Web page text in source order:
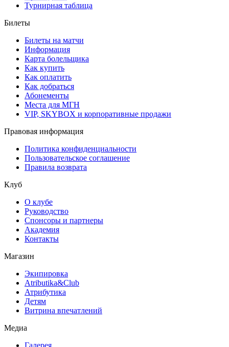
Турнирная таблица
Билеты
Билеты на матчи
Информация
Карта болельщика
Как купить
Как оплатить
Как добраться
Абонементы
Места для МГН
VIP, SKYBOX и корпоративные продажи
Правовая информация
Политика конфиденциальности
Пользовательское соглашение
Правила возврата
Клуб
О клубе
Руководство
Спонсоры и партнеры
Академия
Контакты
Магазин
Экипировка
Atributika&Club
Атрибутика
Детям
Витрина впечатлений
Медиа
Галерея